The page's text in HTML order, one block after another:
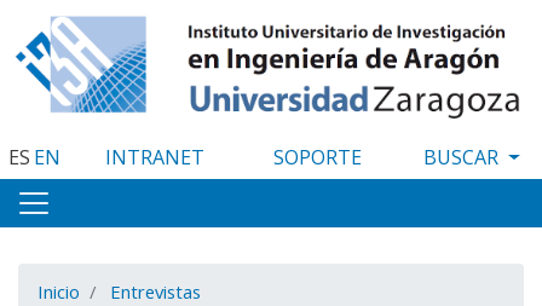
al
contenido
principal
ES EN INTRANET SOPORTE
Inicio Entrevistas